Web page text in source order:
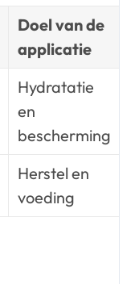
Doel van de
applicatie
Hydratatie
en
bescherming
Herstel en
voeding